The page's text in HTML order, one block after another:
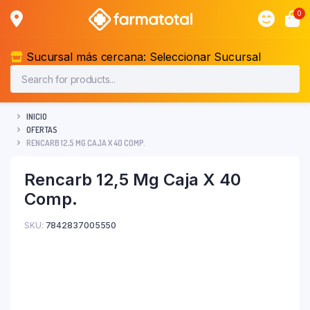
0
Sucursal más cercana: Seleccionar Sucursal
INICIO
OFERTAS
RENCARB 12,5 MG CAJA X 40 COMP.
Rencarb 12,5 Mg Caja X 40
Comp.
SKU: 7842837005550